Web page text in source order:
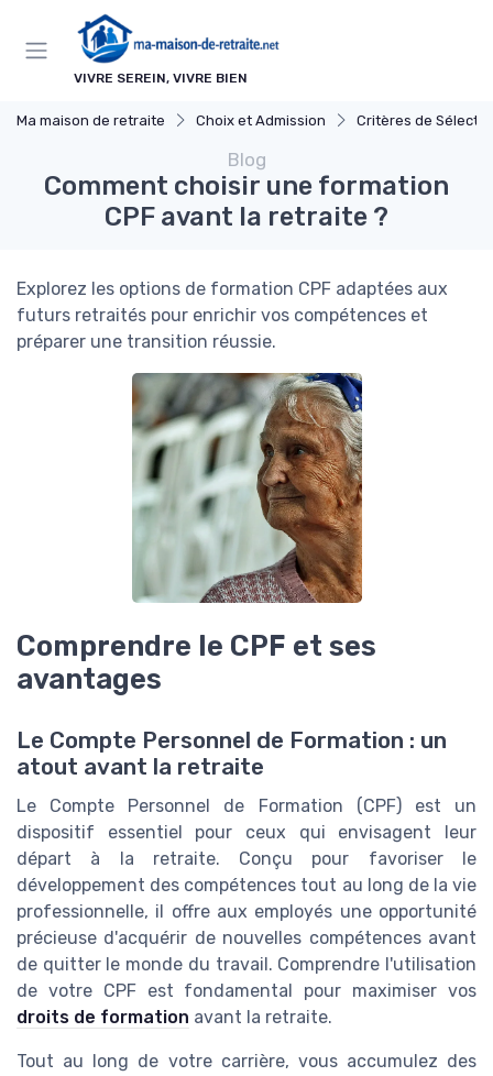
VIVRE SEREIN, VIVRE BIEN
Ma maison de retraite Choix et Admission Critères de
Blog
Comment choisir une formation
CPF avant la retraite ?
Explorez les options de formation CPF adaptées aux
futurs retraités pour enrichir vos compétences et
préparer une transition réussie.
Comprendre le CPF et ses
avantages
Le Compte Personnel de Formation : un
atout avant la retraite
Le Compte Personnel de Formation (CPF) est un
dispositif essentiel pour ceux qui envisagent leur
départ à la retraite. Conçu pour favoriser le
développement des compétences tout au long de la vie
professionnelle, il offre aux employés une opportunité
précieuse d'acquérir de nouvelles compétences avant
de quitter le monde du travail. Comprendre l'utilisation
de votre CPF est fondamental pour maximiser vos
droits de formation avant la retraite.
Tout au long de votre carrière, vous accumulez des
Panneau de gestion des cookies